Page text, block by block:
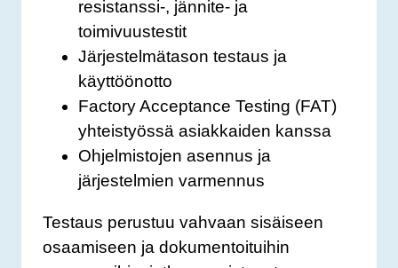
resistanssi-, jännite- ja
toimivuustestit
Järjestelmätason testaus ja
käyttöönotto
Factory Acceptance Testing (FAT)
yhteistyössä asiakkaiden kanssa
Ohjelmistojen asennus ja
järjestelmien varmennus
Testaus perustuu vahvaan sisäiseen
osaamiseen ja dokumentoituihin